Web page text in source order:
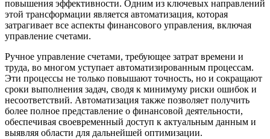
повышения эффективности. Одним из ключевых направлений
этой трансформации является автоматизация, которая
затрагивает все аспекты финансового управления, включая
управление счетами.
Ручное управление счетами, требующее затрат времени и
труда, во многом уступает автоматизированным процессам.
Эти процессы не только повышают точность, но и сокращают
сроки выполнения задач, сводя к минимуму риски ошибок и
несоответствий. Автоматизация также позволяет получить
более полное представление о финансовой деятельности,
обеспечивая своевременный доступ к актуальным данным и
выявляя области для дальнейшей оптимизации.